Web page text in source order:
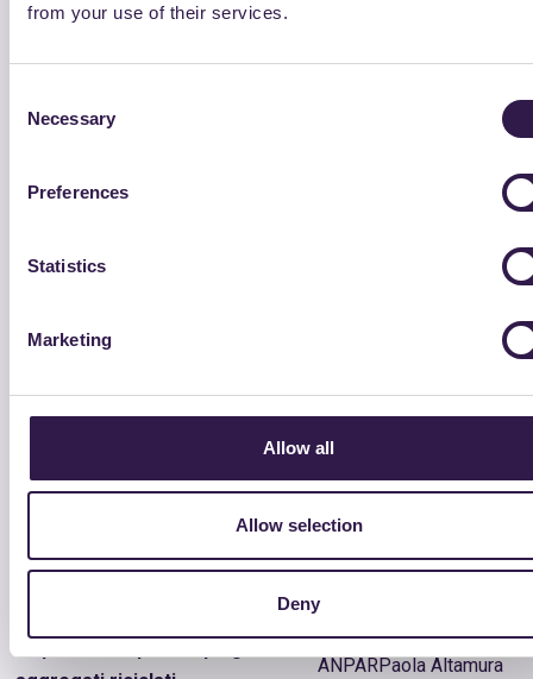
from your use of their services.
Selection
Necessary
Preferences
Statistics
Marketing
Allow all
Allow selection
Deny
costruzione emanutenzione
Ministero dell’Ambiente
progettazione delle strade
Gli impatti ambientali
manutenzione delle strade
impatti ambientali connessi al
recuperati dai rifiuti C&D
Politecnico di Milano
Giorgio Bressi –
ANPARPaola Altamura